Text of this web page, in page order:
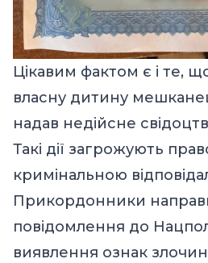
Цікавим фактом є і те,
власну дитину
надав недійсне
Такі дії загрожують
кримінальною
Прикордонники
повідомлення до
виявлення ознак